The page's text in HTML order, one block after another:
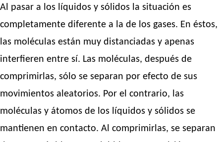
Al pasar a los líquidos y sólidos la situación es
completamente diferente a la de los gases. En éstos,
las moléculas están muy distanciadas y apenas
interfieren entre sí. Las moléculas, después de
comprimirlas, sólo se separan por efecto de sus
movimientos aleatorios. Por el contrario, las
moléculas y átomos de los líquidos y sólidos se
mantienen en contacto. Al comprimirlas, se separan